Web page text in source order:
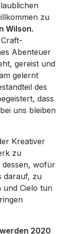
zu
Wilson.
Abenteuer
gereist und
gelernt
des
dass
uns bleiben
Kreativer
zu
wofür
darauf, zu
und Cielo tun
2020